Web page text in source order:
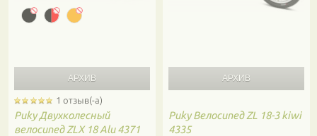
1 отзыв(-а)
Puky Двухколесный
велосипед ZLX 18 Alu 4371
Puky Велосипед ZL 18-3 kiwi
4335